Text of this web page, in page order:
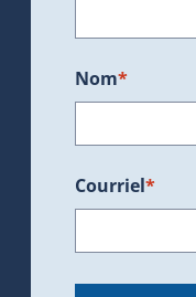
Nom*
Courriel*